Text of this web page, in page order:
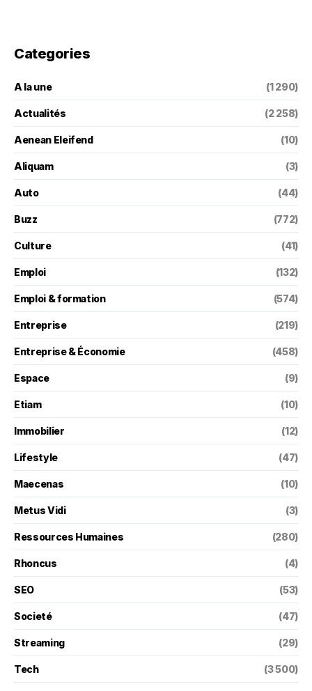
Categories
A la une (1 290)
Actualités (2 258)
Aenean Eleifend (10)
Aliquam (3)
Auto (44)
Buzz (772)
Culture (41)
Emploi (132)
Emploi & formation (574)
Entreprise (219)
Entreprise & Économie (458)
Espace (9)
Etiam (10)
Immobilier (12)
Lifestyle (47)
Maecenas (10)
Metus Vidi (3)
Ressources Humaines (280)
Rhoncus (4)
SEO (53)
Societé (47)
Streaming (29)
Tech (3 500)